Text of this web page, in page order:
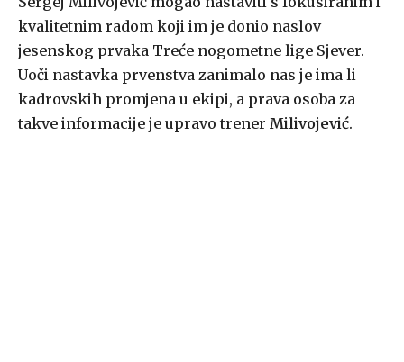
kvalitetnim radom koji im je donio naslov
jesenskog prvaka Treće nogometne lige Sjever.
Uoči nastavka prvenstva zanimalo nas je ima li
kadrovskih promjena u ekipi, a prava osoba za
takve informacije je upravo trener Milivojević.